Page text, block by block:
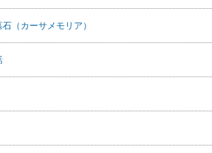
（カーサメモリア）